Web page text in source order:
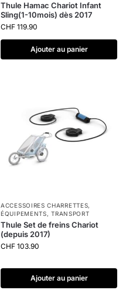
Thule Hamac Chariot Infant
Sling(1-10mois) dès 2017
CHF 119.90
Ajouter au panier
ACCESSOIRES CHARRETTES,
ÉQUIPEMENTS,TRANSPORT
Thule Set de freins Chariot
(depuis 2017)
CHF 103.90
Ajouter au panier